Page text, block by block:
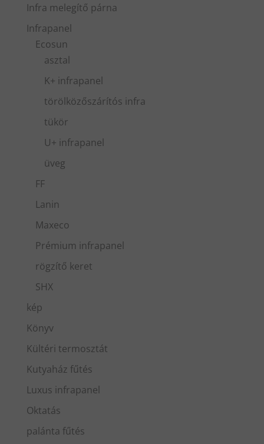
Infra melegítő párna
Infrapanel
Ecosun
asztal
K+ infrapanel
törölközőszárítós infra
tükör
U+ infrapanel
üveg
FF
Lanin
Maxeco
Prémium infrapanel
rögzítő keret
SHX
kép
Könyv
Kültéri termosztát
Kutyaház fűtés
Luxus infrapanel
Oktatás
palánta fűtés